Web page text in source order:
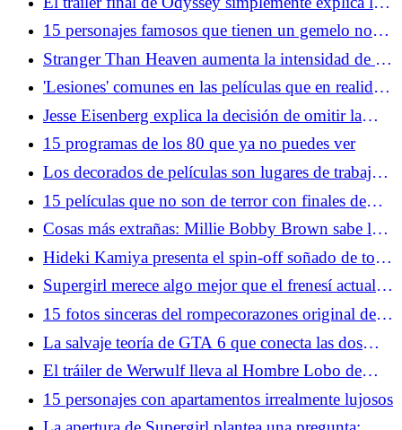
trama para que los grandes no clásicos también la
disfruten
15 personajes famosos que tienen un gemelo no
famoso
Stranger Than Heaven aumenta la intensidad de la
franquicia Brawler de Sega
'Lesiones' comunes en las películas que en realidad
serían fatales en la vida real
Jesse Eisenberg explica la decisión de omitir la
secuela de la red social
15 programas de los 80 que ya no puedes ver
Los decorados de películas son lugares de trabajo,
no moleste a los empleados
15 películas que no son de terror con finales de
película de terror
Cosas más extrañas: Millie Bobby Brown sabe lo
que les pasó a Eleven y nosotros nunca lo
sabremos
Hideki Kamiya presenta el spin-off soñado de todo
fanático de Resident Evil
Supergirl merece algo mejor que el frenesí actual
de los medios
15 fotos sinceras del rompecorazones original de
Hollywood
La salvaje teoría de GTA 6 que conecta las dos
franquicias más importantes de Rockstar
El tráiler de Werwulf lleva al Hombre Lobo de
regreso a sus raíces anteriores a la Ilustración
15 personajes con apartamentos irrealmente lujosos